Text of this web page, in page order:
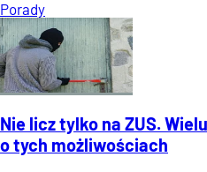
Porady
Nie licz tylko na ZUS.
o tych możliwościach